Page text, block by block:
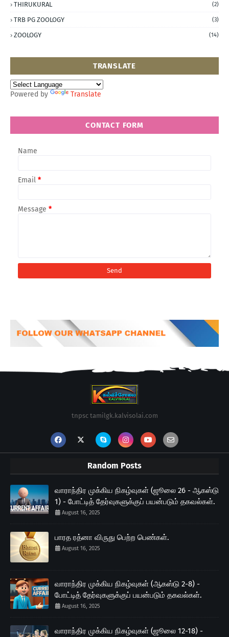
THIRUKURAL (2)
TRB PG ZOOLOGY (3)
ZOOLOGY (14)
TRANSLATE
Powered by Translate
CONTACT FORM
Name
Email *
Message *
tnpsc tamilgk.kalvisolai.com
Random Posts
வாராந்திர முக்கிய நிகழ்வுகள் (ஜூலை 26 - ஆகஸ்டு
1) - போட்டித் தேர்வுகளுக்குப் பயன்படும் தகவல்கள்.
August 16, 2025
பாரத ரத்னா விருது பெற்ற பெண்கள்.
August 16, 2025
வாராந்திர முக்கிய நிகழ்வுகள் (ஆகஸ்டு 2-8) -
போட்டித் தேர்வுகளுக்குப் பயன்படும் தகவல்கள்.
August 16, 2025
வாராந்திர முக்கிய நிகழ்வுகள் (ஜூலை 12-18) -